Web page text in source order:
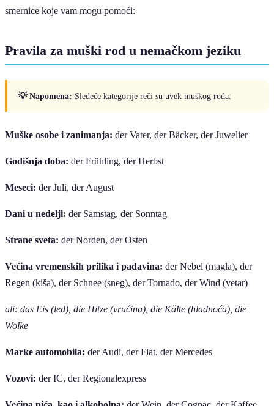
smernice koje vam mogu pomoći:
Pravila za muški rod u nemačkom jeziku
💡 Napomena: Sledeće kategorije reči su uvek muškog roda:
Muške osobe i zanimanja: der Vater, der Bäcker, der Juwelier
Godišnja doba: der Frühling, der Herbst
Meseci: der Juli, der August
Dani u nedelji: der Samstag, der Sonntag
Strane sveta: der Norden, der Osten
Većina vremenskih prilika i padavina: der Nebel (magla), der
Regen (kiša), der Schnee (sneg), der Tornado, der Wind (vetar)
ali: das Eis (led), die Hitze (vrućina), die Kälte (hladnoća), die
Wolke
Marke automobila: der Audi, der Fiat, der Mercedes
Vozovi: der IC, der Regionalexpress